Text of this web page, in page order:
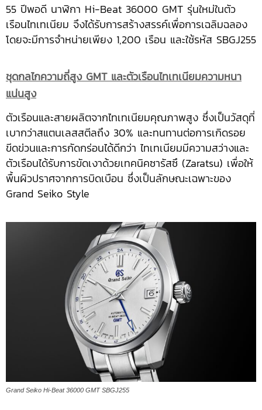
55 ปีพอดี นาฬิกา Hi-Beat 36000 GMT รุ่นใหม่ในตัว
เรือนไทเทเนียม จึงได้รับการสร้างสรรค์เพื่อการเฉลิมฉลอง
โดยจะมีการจำหน่ายเพียง 1,200 เรือน และใช้รหัส SBGJ255
ชุดกลไกความถี่สูง GMT และตัวเรือนไทเทเนียมความหนา
แน่นสูง
ตัวเรือนและสายผลิตจากไทเทเนียมคุณภาพสูง ซึ่งเป็นวัสดุที่
เบากว่าสแตนเลสสตีลถึง 30% และทนทานต่อการเกิดรอย
ขีดข่วนและการกัดกร่อนได้ดีกว่า ไทเทเนียมมีความสว่างและ
ตัวเรือนได้รับการขัดเงาด้วยเทคนิคซารัสซึ (Zaratsu) เพื่อให้
พื้นผิวปราศจากการบิดเบือน ซึ่งเป็นลักษณะเฉพาะของ
Grand Seiko Style
Grand Seiko Hi-Beat 36000 GMT SBGJ255